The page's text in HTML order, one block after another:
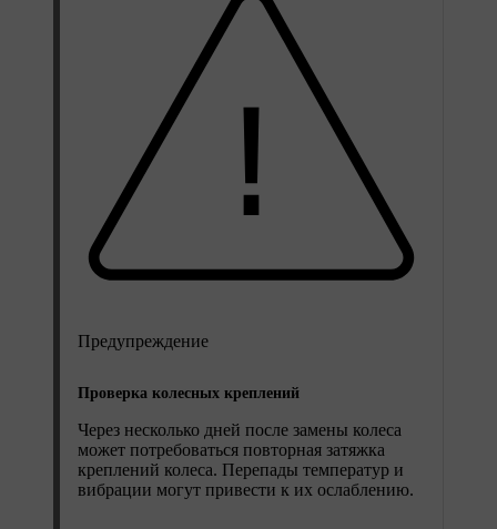
Предупреждение
Проверка колесных креплений
Через несколько дней после замены колеса
может потребоваться повторная затяжка
креплений колеса. Перепады температур и
вибрации могут привести к их ослаблению.